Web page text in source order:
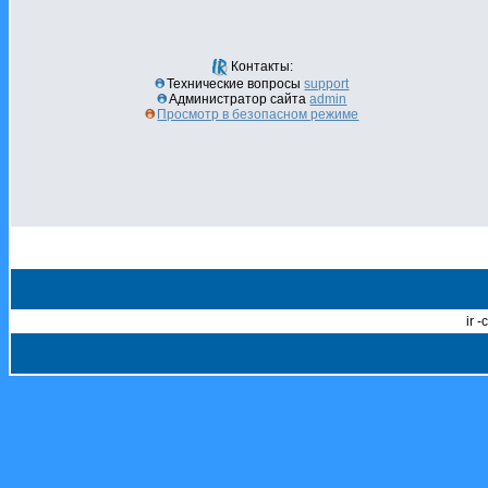
Контакты:
Технические вопросыsupport
Администратор сайтаadmin
Просмотр в безопасном режиме
ir -